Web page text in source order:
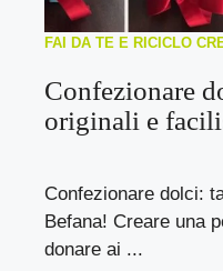
FAI DA TE E RICICLO
Confezionare
originali e
Confezionare dolci:
Befana! Creare una
donare ai ...